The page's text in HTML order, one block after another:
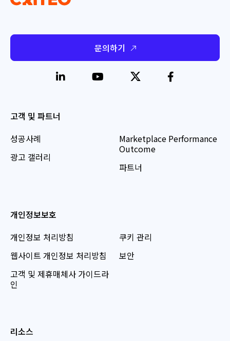
문의하기
고객 및 파트너
성공사례
광고 갤러리
Marketplace Performance
Outcome
파트너
개인정보보호
개인정보 처리방침
웹사이트 개인정보 처리방침
고객 및 제휴매체사 가이드라
인
쿠키 관리
보안
리소스